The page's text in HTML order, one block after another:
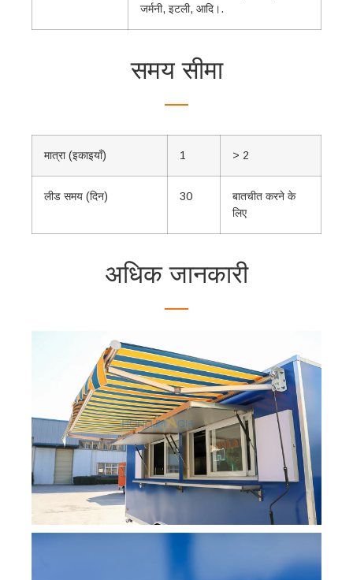
जर्मनी, इटली, आदि।.
समय सीमा
मात्रा (इकाइयाँ) 1 > 2
लीड समय (दिन) 30
बातचीत करने के
लिए
अधिक जानकारी